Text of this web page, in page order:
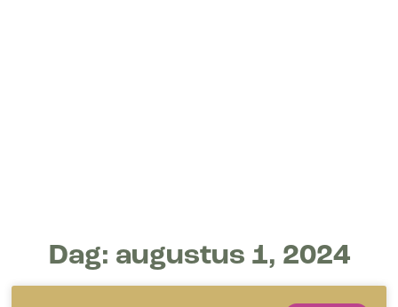
Dag: augustus 1, 2024